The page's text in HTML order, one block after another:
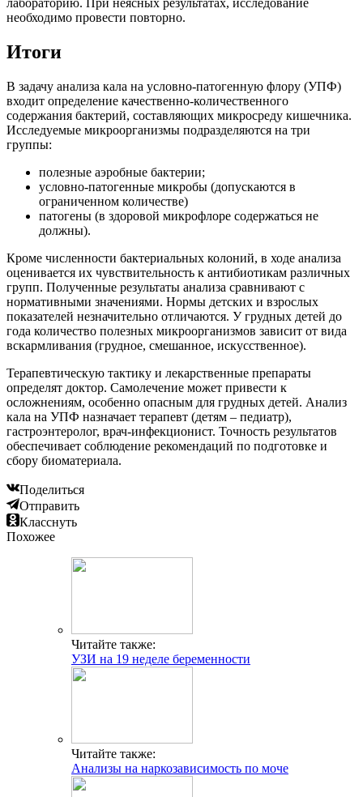
необходимо провести повторно.
Итоги
В задачу анализа кала на условно-патогенную флору (УПФ)
входит определение качественно-количественного
содержания бактерий, составляющих микросреду кишечника.
Исследуемые микроорганизмы подразделяются на три
группы:
полезные аэробные бактерии;
условно-патогенные микробы (допускаются в
ограниченном количестве)
патогены (в здоровой микрофлоре содержаться не
должны).
Кроме численности бактериальных колоний, в ходе анализа
оценивается их чувствительность к антибиотикам различных
групп. Полученные результаты анализа сравнивают с
нормативными значениями. Нормы детских и взрослых
показателей незначительно отличаются. У грудных детей до
года количество полезных микроорганизмов зависит от вида
вскармливания (грудное, смешанное, искусственное).
Терапевтическую тактику и лекарственные препараты
определят доктор. Самолечение может привести к
осложнениям, особенно опасным для грудных детей. Анализ
кала на УПФ назначает терапевт (детям – педиатр),
гастроэнтеролог, врач-инфекционист. Точность результатов
обеспечивает соблюдение рекомендаций по подготовке и
сбору биоматериала.
Поделиться
Отправить
Класснуть
Похожее
Читайте также:
УЗИ на 19 неделе беременности
Читайте также:
Анализы на наркозависимость по моче